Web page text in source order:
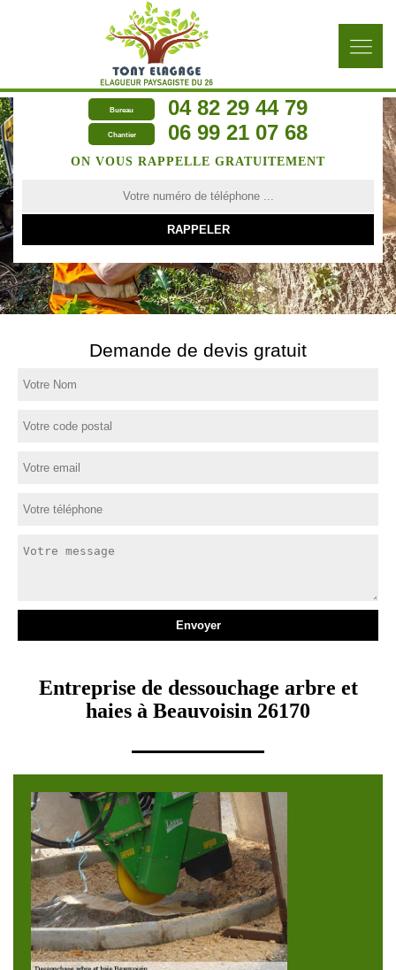
Bureau 04 82 29 44 79
Chantier 06 99 21 07 68
ON VOUS RAPPELLE GRATUITEMENT
Demande de devis gratuit
Entreprise de dessouchage arbre et
haies à Beauvoisin 26170